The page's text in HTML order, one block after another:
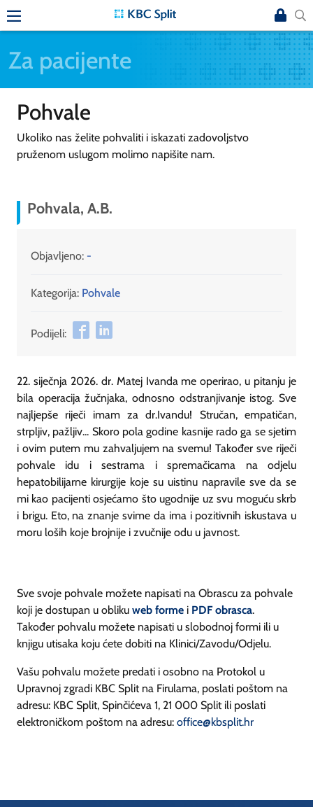
Za pacijente
Pohvale
Ukoliko nas želite pohvaliti i iskazati zadovoljstvo
pruženom uslugom molimo napišite nam.
Pohvala, A.B.
Objavljeno: -
Kategorija: Pohvale
Podijeli:
22. siječnja 2026. dr. Matej Ivanda me operirao, u pitanju je
bila operacija žučnjaka, odnosno odstranjivanje istog. Sve
najljepše riječi imam za dr.Ivandu! Stručan, empatičan,
strpljiv, pažljiv... Skoro pola godine kasnije rado ga se sjetim
i ovim putem mu zahvaljujem na svemu! Također sve riječi
pohvale idu i sestrama i spremačicama na odjelu
hepatobilijarne kirurgije koje su uistinu napravile sve da se
mi kao pacijenti osjećamo što ugodnije uz svu moguću skrb
i brigu. Eto, na znanje svime da ima i pozitivnih iskustava u
moru loših koje brojnije i zvučnije odu u javnost.
Sve svoje pohvale možete napisati na Obrascu za pohvale
koji je dostupan u obliku web forme i PDF obrasca.
Također pohvalu možete napisati u slobodnoj formi ili u
knjigu utisaka koju ćete dobiti na Klinici/Zavodu/Odjelu.
Vašu pohvalu možete predati i osobno na Protokol u
Upravnoj zgradi KBC Split na Firulama, poslati poštom na
adresu: KBC Split, Spinčićeva 1, 21 000 Split ili poslati
elektroničkom poštom na adresu: office@kbsplit.hr